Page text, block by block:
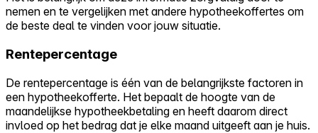
nemen en te vergelijken met andere hypotheekoffertes om
de beste deal te vinden voor jouw situatie.
Rentepercentage
De rentepercentage is één van de belangrijkste factoren in
een hypotheekofferte. Het bepaalt de hoogte van de
maandelijkse hypotheekbetaling en heeft daarom direct
invloed op het bedrag dat je elke maand uitgeeft aan je huis.